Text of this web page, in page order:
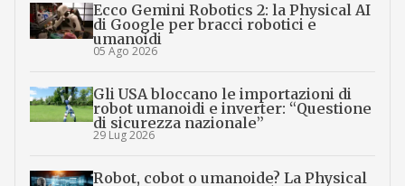
Ecco Gemini Robotics 2: la Physical AI
di Google per bracci robotici e
umanoidi
05 Ago 2026
Gli USA bloccano le importazioni di
robot umanoidi e inverter: “Questione
di sicurezza nazionale”
29 Lug 2026
Robot, cobot o umanoide? La Physical